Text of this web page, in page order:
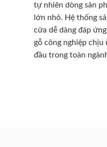
tự nhiên dòng sản
lớn nhỏ. Hệ thống
cửa dễ dàng đáp
gỗ công nghiệp
đầu trong toàn